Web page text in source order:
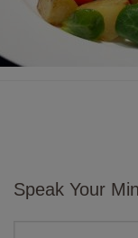
Speak Your